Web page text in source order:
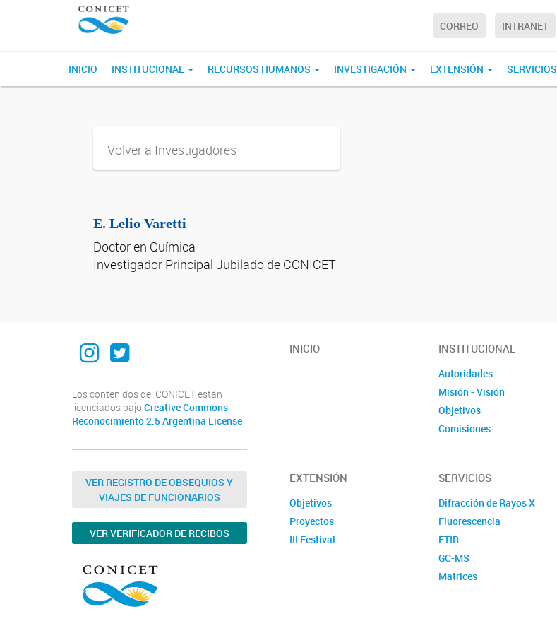
CORREO INTRANET
INICIO INSTITUCIONAL RECURSOS HUMANOS INVESTIGACIÓN EXTENSIÓN SERVICIOS
Volver a Investigadores
E. Lelio Varetti
Doctor en Química
Investigador Principal Jubilado de CONICET
Instagram institucional
Twitter Institucional
Los contenidos del CONICET están
licenciados bajo Creative Commons
Reconocimiento 2.5 Argentina License
VER REGISTRO DE OBSEQUIOS Y
VIAJES DE FUNCIONARIOS
VER VERIFICADOR DE RECIBOS
INICIO INSTITUCIONAL
Autoridades
Misión - Visión
Objetivos
Comisiones
EXTENSIÓN
Objetivos
Proyectos
III Festival
SERVICIOS
Difracción de Rayos X
Fluorescencia
FTIR
GC-MS
Matrices